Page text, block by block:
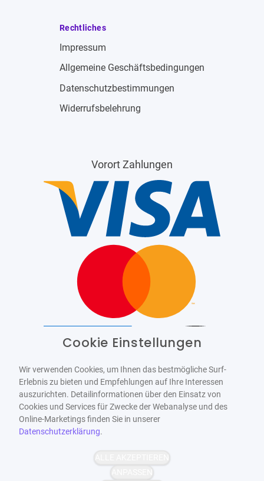
Rechtliches
Impressum
Allgemeine Geschäftsbedingungen
Datenschutzbestimmungen
Widerrufsbelehrung
Vorort Zahlungen
WCAG-2.1-AA
Cookie Einstellungen
Wir verwenden Cookies, um Ihnen das bestmögliche Surf-
Erlebnis zu bieten und Empfehlungen auf Ihre Interessen
auszurichten. Detailinformationen über den Einsatz von
Cookies und Services für Zwecke der Webanalyse und des
Online-Marketings finden Sie in unserer
Datenschutzerklärung.
ALLE AKZEPTIEREN
ANPASSEN